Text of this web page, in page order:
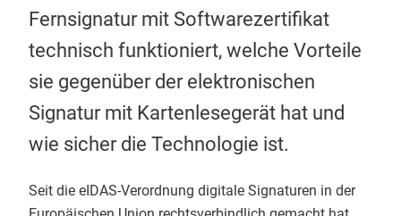
Fernsignatur mit Softwarezertifikat
technisch funktioniert, welche Vorteile
sie gegenüber der elektronischen
Signatur mit Kartenlesegerät hat und
wie sicher die Technologie ist.
Seit die eIDAS-Verordnung digitale Signaturen in der